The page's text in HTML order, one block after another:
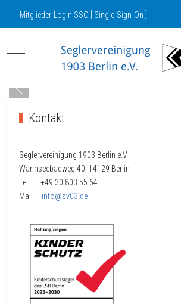
Mitglieder-Login SSO [ Single-Sign-On ]
Mobile Menu Toggle
Kontakt
Seglervereinigung 1903 Berlin e.V.
Wannseebadweg 40, 14129 Berlin
Tel +49 30 803 55 64
Mail info@sv03.de